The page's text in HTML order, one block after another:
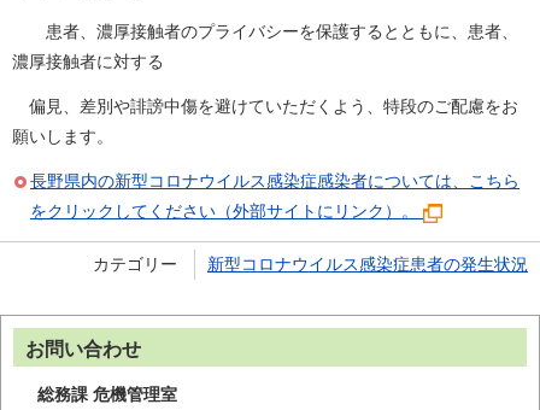
患者、濃厚接触者のプライバシーを保護するとともに、患者、
濃厚接触者に対する
偏見、差別や誹謗中傷を避けていただくよう、特段のご配慮をお
願いします。
長野県内の新型コロナウイルス感染症感染者については、こちら
をクリックしてください（外部サイトにリンク）。
カテゴリー 新型コロナウイルス感染症患者の発生状況
お問い合わせ
総務課 危機管理室